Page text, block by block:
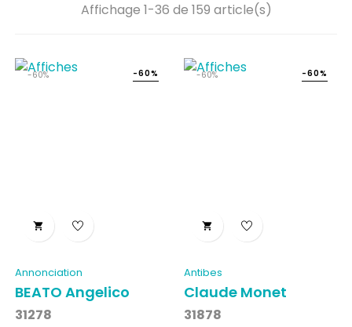
Affichage 1-36 de 159 article(s)
-60%

Annonciation
BEATO Angelico
31278
-60% -60%

Antibes
Claude Monet
31878
-60%